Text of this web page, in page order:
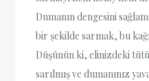
Dumanın dengesini
bir şekilde sarmak, bu
Düşünün ki, elinizdeki
sarılmış ve dumanınız